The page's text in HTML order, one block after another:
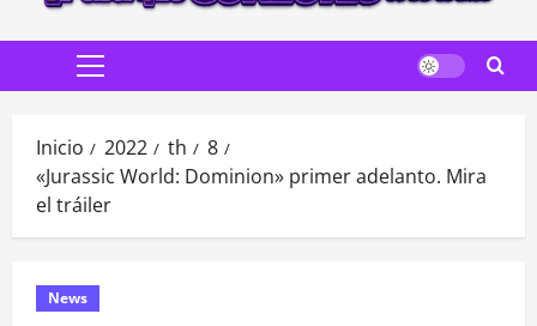
Menú
Inicio 2022 th
8
«Jurassic World: Dominion» primer adelanto. Mira
el tráiler
News